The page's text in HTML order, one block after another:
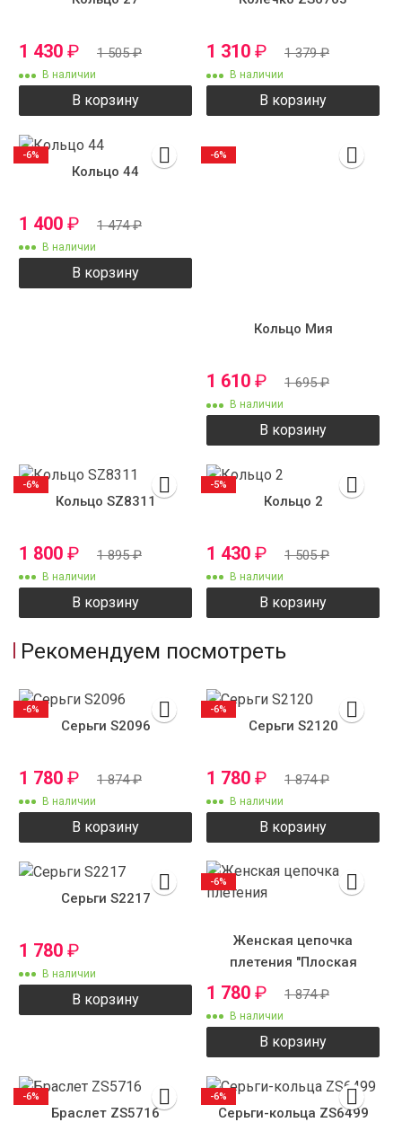
1 430 ₽ 1 505₽
В наличии
В корзину
1 310 ₽ 1 379₽
В наличии
В корзину
Кольцо 44
1 400 ₽ 1 474₽
В наличии
В корзину
-6%
Кольцо Мия
1 610 ₽ 1 695₽
В наличии
В корзину
-6%
Кольцо SZ8311
1 800 ₽ 1 895₽
В наличии
В корзину
-6%
Кольцо 2
1 430 ₽ 1 505₽
В наличии
В корзину
-5%
Рекомендуем посмотреть
Серьги S2096
1 780 ₽ 1 874₽
В наличии
В корзину
-6%
Серьги S2120
1 780 ₽ 1 874₽
В наличии
В корзину
-6%
Серьги S2217
1 780 ₽
В наличии
В корзину
Женская цепочка
плетения "Плоская
1 780 ₽ 1 874₽
В наличии
В корзину
-6%
Браслет ZS5716
-6%
Серьги-кольца ZS6499
-6%